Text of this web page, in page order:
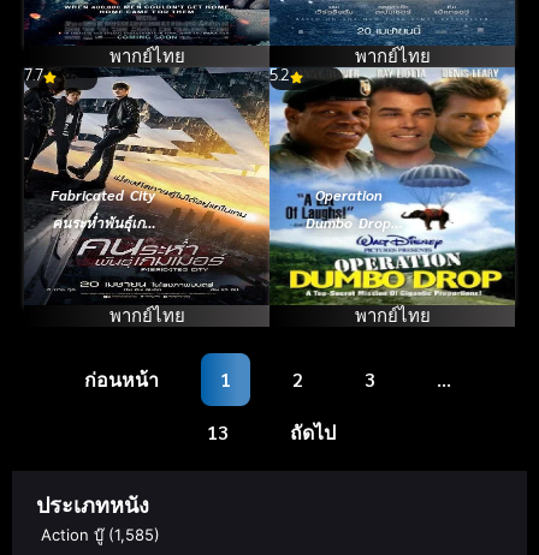
พากย์ไทย พากย์ไทย
7.7
Fabricated City
คนระห่ำพันธุ์เกม
เมอร์ (2017)
พากย์ไทย
5.2
Operation
Dumbo Drop
ยุทธการช้าง
ลอยฟ้า (1995)
พากย์ไทย
ก่อนหน้า 1 2 3 …
13 ถัดไป
ประเภทหนัง
Action บู๊(1,585)